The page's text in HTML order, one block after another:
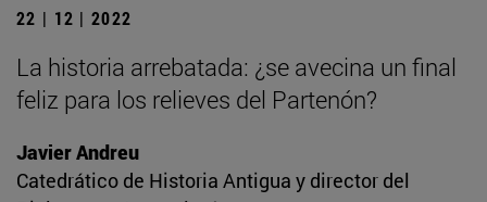
22 | 12 | 2022
La historia arrebatada: ¿se avecina un final
feliz para los relieves del Partenón?
Javier Andreu
Catedrático de Historia Antigua y director del